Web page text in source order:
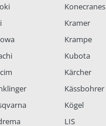
Konecranes
Kramer
Krampe
Kubota
Kärcher
Kässbohrer
Kögel
LIS